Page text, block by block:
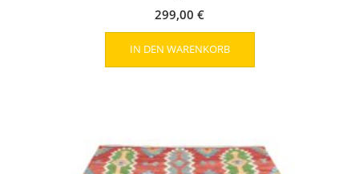
299,00 €
IN DEN WARENKORB